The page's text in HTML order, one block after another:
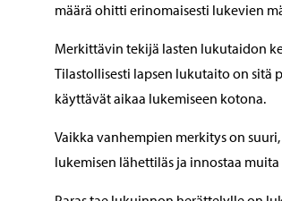
määrä ohitti erinomaisesti lukevien
Merkittävin tekijä lasten lukutaidon
Tilastollisesti lapsen lukutaito on sitä
käyttävät aikaa lukemiseen kotona.
Vaikka vanhempien merkitys on
lukemisen lähettiläs ja innostaa